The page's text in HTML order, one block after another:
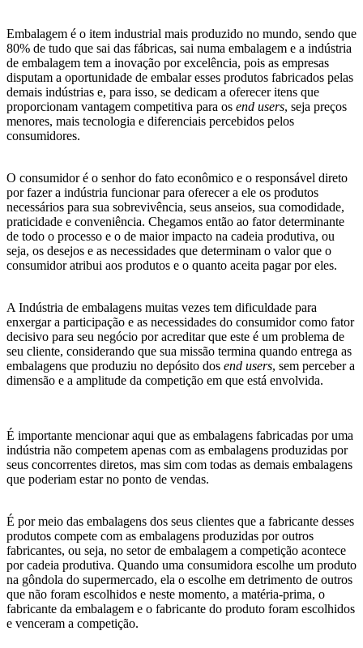
Embalagem é o item industrial mais produzido no mundo, sendo que
80% de tudo que sai das fábricas, sai numa embalagem e a indústria
de embalagem tem a inovação por excelência, pois as empresas
disputam a oportunidade de embalar esses produtos fabricados pelas
demais indústrias e, para isso, se dedicam a oferecer itens que
proporcionam vantagem competitiva para os end users, seja preços
menores, mais tecnologia e diferenciais percebidos pelos
consumidores.
O consumidor é o senhor do fato econômico e o responsável direto
por fazer a indústria funcionar para oferecer a ele os produtos
necessários para sua sobrevivência, seus anseios, sua comodidade,
praticidade e conveniência. Chegamos então ao fator determinante
de todo o processo e o de maior impacto na cadeia produtiva, ou
seja, os desejos e as necessidades que determinam o valor que o
consumidor atribui aos produtos e o quanto aceita pagar por eles.
A Indústria de embalagens muitas vezes tem dificuldade para
enxergar a participação e as necessidades do consumidor como fator
decisivo para seu negócio por acreditar que este é um problema de
seu cliente, considerando que sua missão termina quando entrega as
embalagens que produziu no depósito dos end users, sem perceber a
dimensão e a amplitude da competição em que está envolvida.
É importante mencionar aqui que as embalagens fabricadas por uma
indústria não competem apenas com as embalagens produzidas por
seus concorrentes diretos, mas sim com todas as demais embalagens
que poderiam estar no ponto de vendas.
É por meio das embalagens dos seus clientes que a fabricante desses
produtos compete com as embalagens produzidas por outros
fabricantes, ou seja, no setor de embalagem a competição acontece
por cadeia produtiva. Quando uma consumidora escolhe um produto
na gôndola do supermercado, ela o escolhe em detrimento de outros
que não foram escolhidos e neste momento, a matéria-prima, o
fabricante da embalagem e o fabricante do produto foram escolhidos
e venceram a competição.